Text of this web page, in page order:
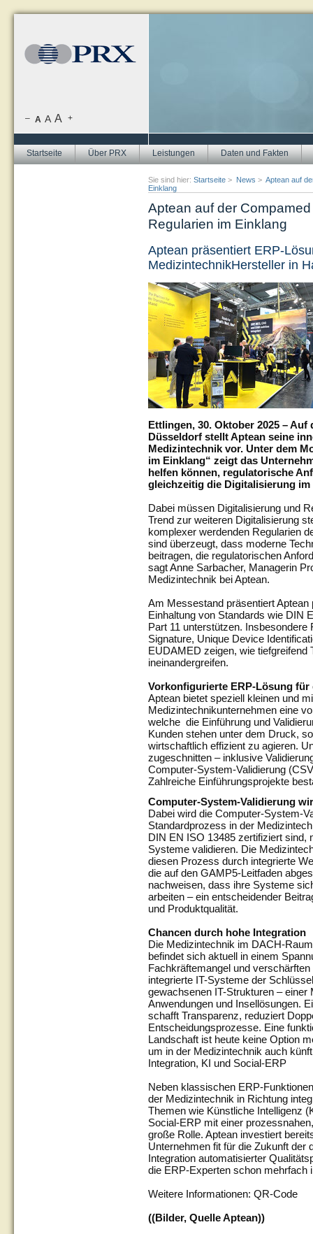
Startseite Über PRX Leistungen Daten und Fakten
Sie sind hier: Startseite > News > Aptean auf
Einklang
Aptean auf der
Regularien im Einklang
Aptean präsentiert ERP-
MedizintechnikHersteller in
Ettlingen, 30. Oktober 2025 –
Düsseldorf stellt Aptean seine
Medizintechnik vor. Unter dem
im Einklang“ zeigt das
helfen können, regulatorische
gleichzeitig die Digitalisierung
Dabei müssen Digitalisierung und
Trend zur weiteren Digitalisierung
komplexer werdenden Regularien
sind überzeugt, dass moderne
beitragen, die regulatorischen
sagt Anne Sarbacher, Managerin
Medizintechnik bei Aptean.
Am Messestand präsentiert
Einhaltung von Standards wie DIN
Part 11 unterstützen. Insbesondere
Signature, Unique Device
EUDAMED zeigen, wie tiefgreifend
ineinandergreifen.
Vorkonfigurierte ERP-Lösung für
Aptean bietet speziell kleinen und
Medizintechnikunternehmen eine
welche die Einführung und
Kunden stehen unter dem Druck,
wirtschaftlich effizient zu agieren.
zugeschnitten – inklusive
Computer-System-Validierung
Zahlreiche Einführungsprojekte
Computer-System-Validierung
Dabei wird die Computer-System-
Standardprozess in der
DIN EN ISO 13485 zertifiziert sind,
Systeme validieren. Die
diesen Prozess durch integrierte
die auf den GAMP5-Leitfaden
nachweisen, dass ihre Systeme
arbeiten – ein entscheidender
und Produktqualität.
Chancen durch hohe Integration
Die Medizintechnik im DACH-
befindet sich aktuell in einem
Fachkräftemangel und
integrierte IT-Systeme der
gewachsenen IT-Strukturen –
Anwendungen und Insellösungen.
schafft Transparenz, reduziert
Entscheidungsprozesse. Eine
Landschaft ist heute keine Option
um in der Medizintechnik auch
Integration, KI und Social-ERP
Neben klassischen ERP-
der Medizintechnik in Richtung
Themen wie Künstliche Intelligenz
Social-ERP mit einer
große Rolle. Aptean investiert
Unternehmen fit für die Zukunft der
Integration automatisierter
die ERP-Experten schon
Weitere Informationen: QR-Code
((Bilder, Quelle Aptean))
– A A A +